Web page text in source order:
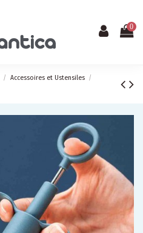
0
Accessoires et Ustensiles